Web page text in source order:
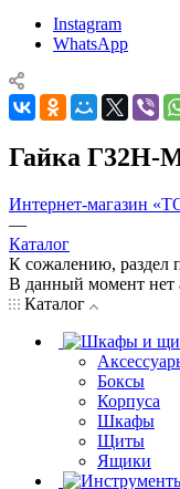
Instagram
WhatsApp
Гайка Г32Н-
Интернет-магазин
—
Каталог
К сожалению, раздел
В данный момент нет
Каталог
Боксы
Корпуса
Шкафы
Щиты
Ящики